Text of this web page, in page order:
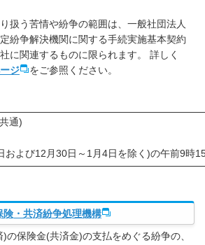
扱う苦情や紛争の範囲は、一般社団法人
紛争解決機関に関する手続実施基本契約
に関連するものに限られます。 詳しく
ジ をご参照ください。
通)
および12月30日～1月4日を除く)の午前9時
・共済紛争処理機構
の保険金(共済金)の支払をめぐる紛争の、